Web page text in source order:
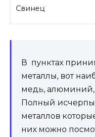
Свинец
В пунктах
металлы, вот
медь, алюминий,
Полный
металлов
них можно